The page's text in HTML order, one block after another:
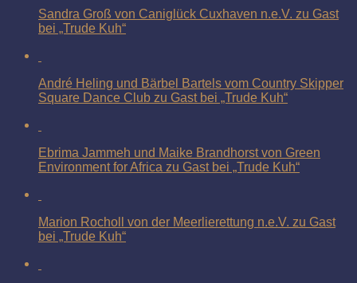
Sandra Groß von Caniglück Cuxhaven n.e.V. zu Gast
bei „Trude Kuh“
André Heling und Bärbel Bartels vom Country Skipper
Square Dance Club zu Gast bei „Trude Kuh“
Ebrima Jammeh und Maike Brandhorst von Green
Environment for Africa zu Gast bei „Trude Kuh“
Marion Rocholl von der Meerlierettung n.e.V. zu Gast
bei „Trude Kuh“